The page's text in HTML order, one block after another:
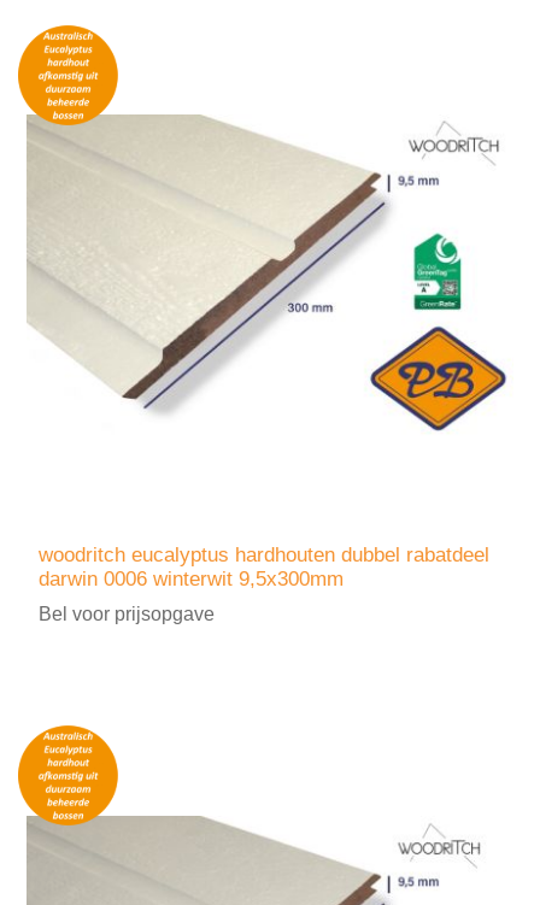
woodritch eucalyptus hardhouten dubbel rabatdeel
darwin 0006 winterwit 9,5x300mm
Bel voor prijsopgave